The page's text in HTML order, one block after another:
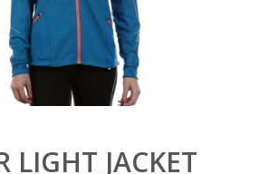
LIGHT JACKET